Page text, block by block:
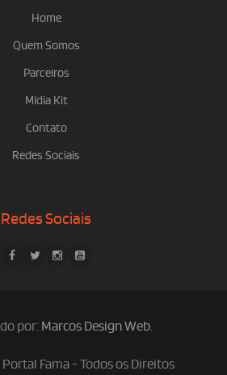
Home
Quem Somos
Parceiros
Mídia Kit
Contato
Redes Sociais
Redes Sociais
por: Marcos Design Web.
Fama - Todos os Direitos